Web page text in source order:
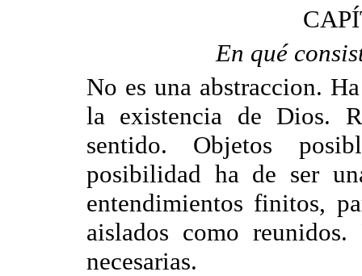
En qué
No es una abstraccion.
la existencia de Dios.
sentido. Objetos
posibilidad ha de ser
entendimientos finitos,
aislados como reunidos.
necesarias.